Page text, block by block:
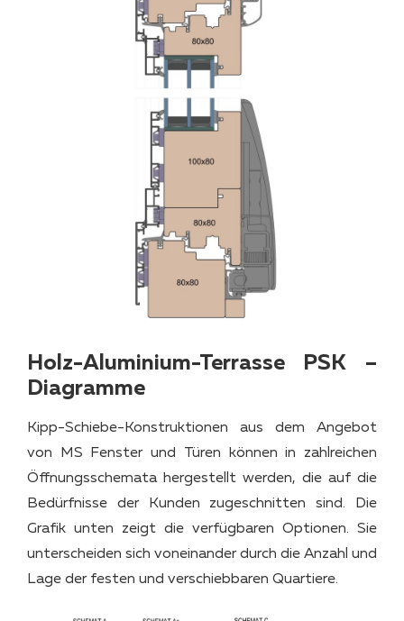
Holz-Aluminium-Terrasse PSK
–
Diagramme
Kipp-Schiebe-Konstruktionen aus dem Angebot
von MS Fenster und Türen können in zahlreichen
Öffnungsschemata hergestellt werden, die auf die
Bedürfnisse der Kunden zugeschnitten sind. Die
Grafik unten zeigt die verfügbaren Optionen. Sie
unterscheiden sich voneinander durch die Anzahl und
Lage der festen und verschiebbaren Quartiere.